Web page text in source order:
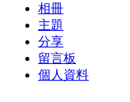
相冊
主題
分享
留言板
個人資料